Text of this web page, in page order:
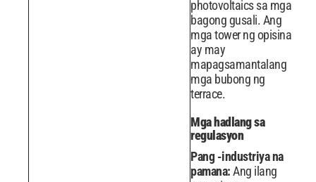
photovoltaics sa mga
bagong gusali. Ang
mga tower ng opisina
ay may
mapagsamantalang
mga bubong ng
terrace.
Mga hadlang sa
regulasyon
Pang -industriya na
pamana:Ang ilang